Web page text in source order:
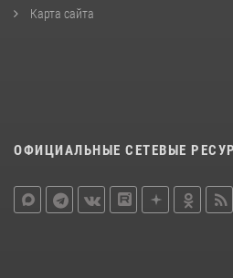
Карта сайта
ОФИЦИАЛЬНЫЕ СЕТЕВЫЕ